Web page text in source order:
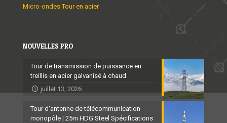
Micro-ondes Tour en acier
NOUVELLES PRO
Tour de transmission de puissance en
treillis en acier galvanisé à chaud
juillet 13, 2026
Tour d'antenne de télécommunication
monopôle | 25m HDG Steel Spécifications